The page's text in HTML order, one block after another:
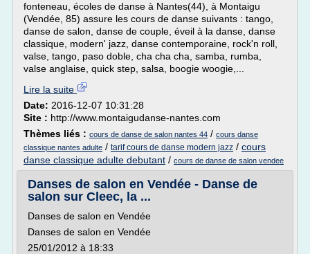
fonteneau, écoles de danse à Nantes(44), à Montaigu
(Vendée, 85) assure les cours de danse suivants : tango,
danse de salon, danse de couple, éveil à la danse, danse
classique, modern' jazz, danse contemporaine, rock'n roll,
valse, tango, paso doble, cha cha cha, samba, rumba,
valse anglaise, quick step, salsa, boogie woogie,...
Lire la suite
Date: 2016-12-07 10:31:28
Site : http://www.montaigudanse-nantes.com
Thèmes liés : cours de danse de salon nantes 44 / cours danse
classique nantes adulte / tarif cours de danse modern jazz / cours
danse classique adulte debutant / cours de danse de salon vendee
Danses de salon en Vendée - Danse de
salon sur Cleec, la ...
Danses de salon en Vendée
Danses de salon en Vendée
25/01/2012 à 18:33